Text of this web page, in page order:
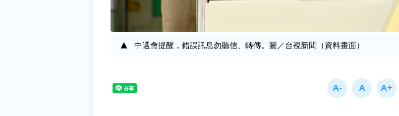
中選會提醒，錯誤訊息勿聽信、轉傳。圖／台視新聞（資料畫面）